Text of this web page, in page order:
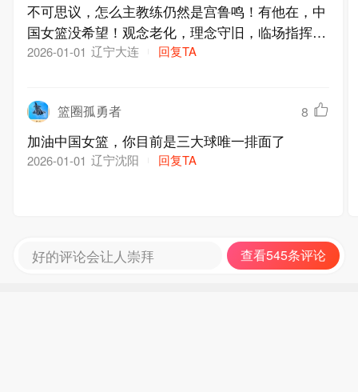
不可思议，怎么主教练仍然是宫鲁鸣！有他在，中
国女篮没希望！观念老化，理念守旧，临场指挥迟
钝。早该撤换
2026-01-01 辽宁大连 回复TA
篮圈孤勇者 8
加油中国女篮，你目前是三大球唯一排面了
2026-01-01 辽宁沈阳 回复TA
好的评论会让人崇拜 查看545条评论